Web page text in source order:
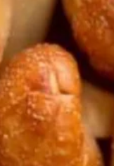
čak i onda kada
samo ste vi znali
osećaj
boriti?
da, isplatilo se.
u fazu u kojoj se